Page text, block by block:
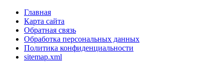
Главная
Карта сайта
Обратная связь
Обработка персональных данных
Политика конфиденциальности
sitemap.xml